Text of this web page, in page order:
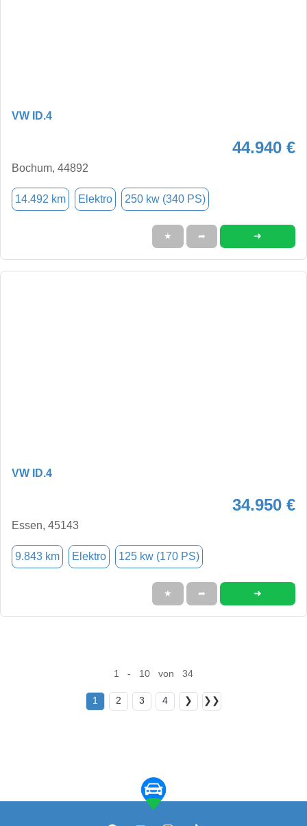
VW ID.4
44.940 €
Bochum, 44892
14.492 km Elektro 250 kw (340 PS)
★ ➦ ➜
VW ID.4
34.950 €
Essen, 45143
9.843 km Elektro 125 kw (170 PS)
★ ➦ ➜
1 - 10 von 34
1 2 3 4 ❯ ❯❯